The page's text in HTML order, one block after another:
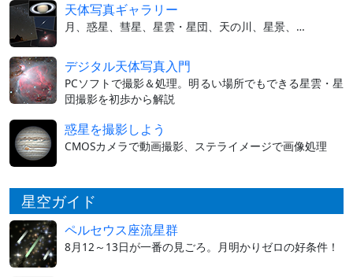
天体写真ギャラリー
月、惑星、彗星、星雲・星団、天の川、星景、…
デジタル天体写真入門
PCソフトで撮影＆処理。明るい場所でもできる星雲・星
団撮影を初歩から解説
惑星を撮影しよう
CMOSカメラで動画撮影、ステライメージで画像処理
星空ガイド
ペルセウス座流星群
8月12～13日が一番の見ごろ。月明かりゼロの好条件！